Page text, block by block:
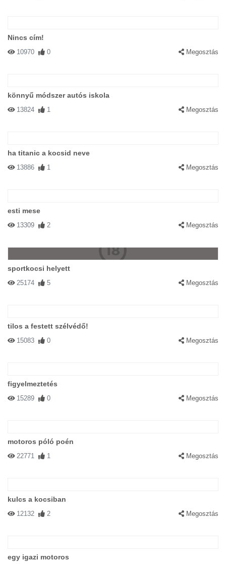
Nincs cím!
10970 0 Megosztás
könnyű módszer autós iskola
13824 1 Megosztás
ha titanic a kocsid neve
13886 1 Megosztás
esti mese
13309 2 Megosztás
sportkocsi helyett
25174 5 Megosztás
tilos a festett szélvédő!
15083 0 Megosztás
figyelmeztetés
15289 0 Megosztás
motoros póló poén
22771 1 Megosztás
kulcs a kocsiban
12132 2 Megosztás
egy igazi motoros